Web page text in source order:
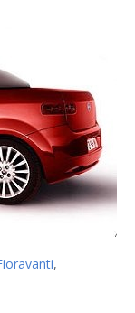
,